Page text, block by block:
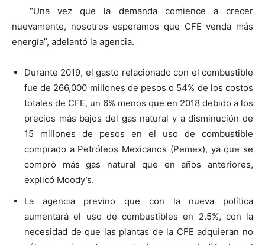
“Una vez que la demanda comience a crecer
nuevamente, nosotros esperamos que CFE venda más
energía”, adelantó la agencia.
Durante 2019, el gasto relacionado con el combustible
fue de 266,000 millones de pesos o 54% de los costos
totales de CFE, un 6% menos que en 2018 debido a los
precios más bajos del gas natural y a disminución de
15 millones de pesos en el uso de combustible
comprado a Petróleos Mexicanos (Pemex), ya que se
compró más gas natural que en años anteriores,
explicó Moody’s.
La agencia previno que con la nueva política
aumentará el uso de combustibles en 2.5%, con la
necesidad de que las plantas de la CFE adquieran no